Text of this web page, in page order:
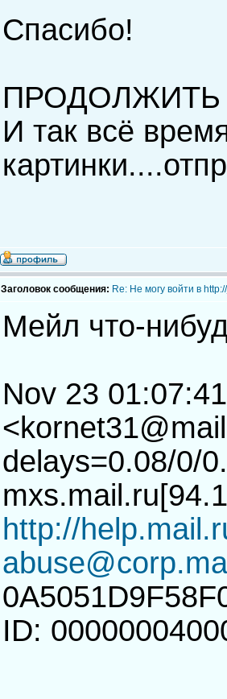
Спасибо!
ПРОДОЛЖИТЬ
И так всё
Заголовок сообщения: Re: Не могу войти в
Мейл что-
Nov 23
delays=0.08/0/
http://
ID: